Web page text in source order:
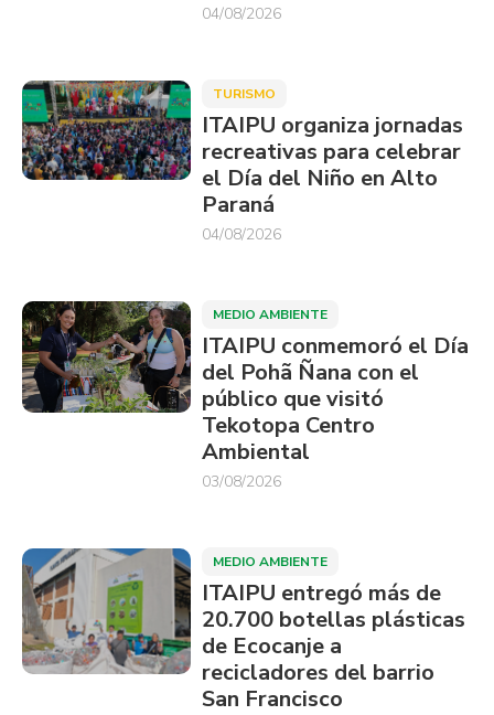
04/08/2026
TURISMO
ITAIPU organiza jornadas
recreativas para celebrar
el Día del Niño en Alto
Paraná
04/08/2026
MEDIO AMBIENTE
ITAIPU conmemoró el Día
del Pohã Ñana con el
público que visitó
Tekotopa Centro
Ambiental
03/08/2026
MEDIO AMBIENTE
ITAIPU entregó más de
20.700 botellas plásticas
de Ecocanje a
recicladores del barrio
San Francisco